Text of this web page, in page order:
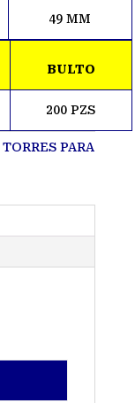
49 MM
BULTO
200 PZS
TORRES PARA